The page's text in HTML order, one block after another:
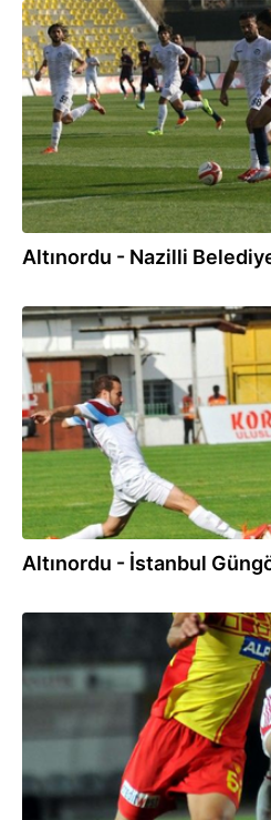
17.11.2013
Altınordu - Nazilli
19.10.2013
Altınordu - İstanbul